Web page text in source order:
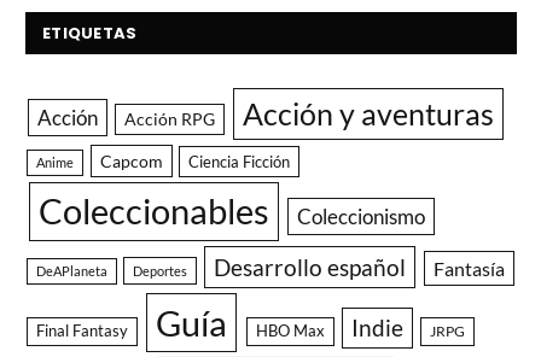
ETIQUETAS
Acción Acción RPG Acción y aventuras
Anime Capcom Ciencia Ficción
Coleccionables Coleccionismo
DeAPlaneta Deportes Desarrollo español Fantasía
Final Fantasy Guía HBO Max Indie JRPG